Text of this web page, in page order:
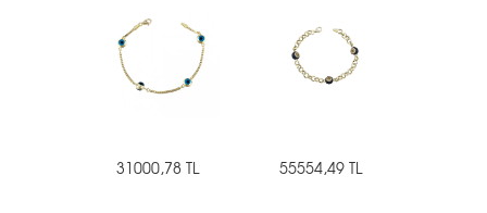
31000,78 TL 55554,49 TL